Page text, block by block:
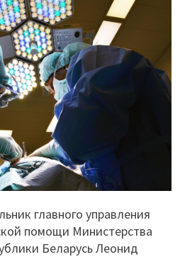
главного управления
помощи Министерства
Беларусь Леонид